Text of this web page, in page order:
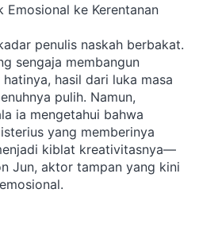
Emosional ke Kerentanan
penulis naskah berbakat.
sengaja membangun
hasil dari luka masa
pulih. Namun,
ia mengetahui bahwa
yang memberinya
kiblat kreativitasnya—
Jun, aktor tampan yang kini